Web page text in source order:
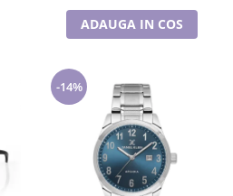
ADAUGA IN COS
-14%